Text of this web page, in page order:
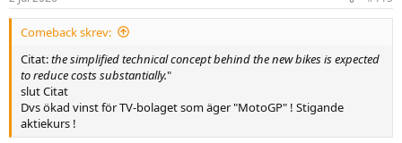
Comeback skrev:
Citat:the simplified technical concept behind the new bikes is expected
to reduce costs substantially."
slut Citat
Dvs ökad vinst för TV-bolaget som äger "MotoGP" ! Stigande
aktiekurs !